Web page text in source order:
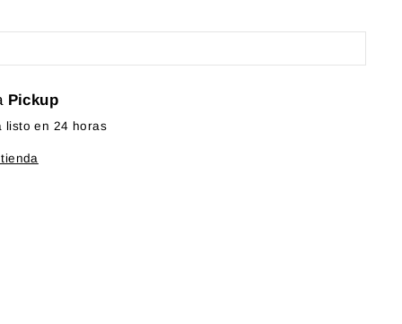
Pickup
listo en 24 horas